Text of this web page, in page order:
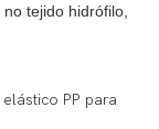
tejido hidrófilo,